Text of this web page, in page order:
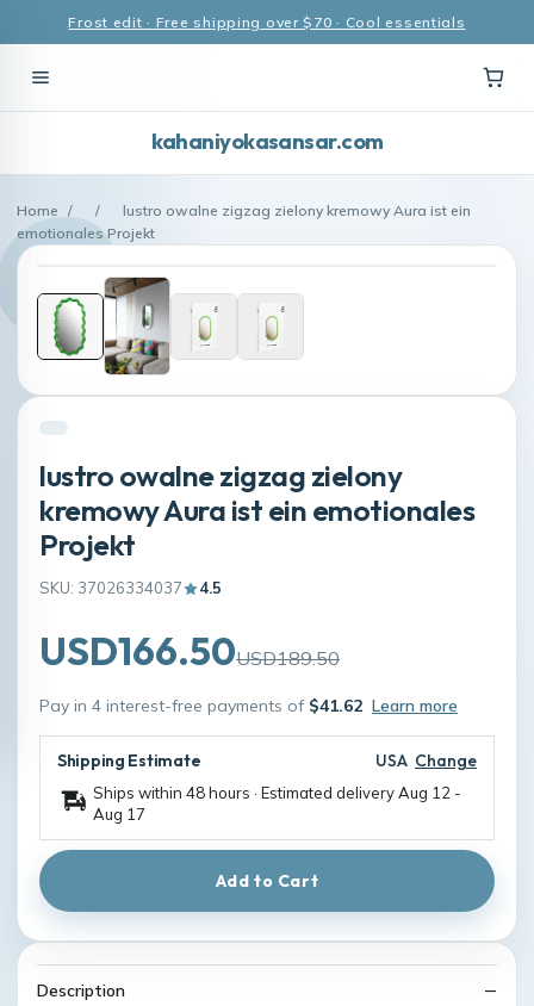
Frost edit · Free shipping over $70 · Cool essentials
kahaniyokasansar.com
Home / /
lustro owalne zigzag zielony kremowy Aura ist ein
emotionales Projekt
lustro owalne zigzag zielony
kremowy Aura ist ein emotionales
Projekt
SKU: 37026334037 4.5
USD166.50USD189.50
Pay in 4 interest-free payments of $41.62 Learn more
Shipping Estimate USA Change
Ships within 48 hours · Estimated deliveryAug 12 -
Aug 17
Add to Cart
Description